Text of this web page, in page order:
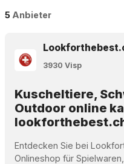
5 Anbieter
3930 Visp
Kuscheltiere,
Outdoor online
Entdecken Sie bei
Onlineshop für